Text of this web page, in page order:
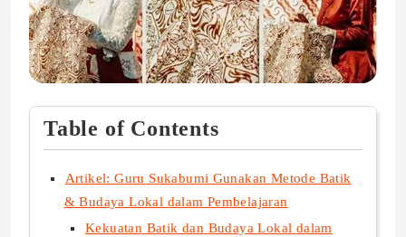
Table of Contents
Artikel: Guru Sukabumi Gunakan Metode Batik
& Budaya Lokal dalam Pembelajaran
Kekuatan Batik dan Budaya Lokal dalam